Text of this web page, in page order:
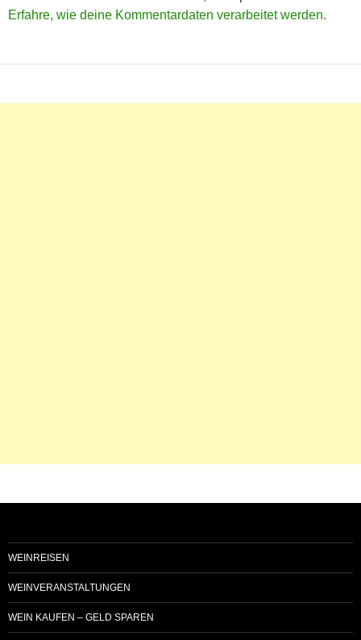
Erfahre, wie deine Kommentardaten verarbeitet werden.
WEINREISEN
WEINVERANSTALTUNGEN
WEIN KAUFEN – GELD SPAREN